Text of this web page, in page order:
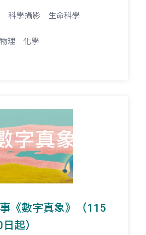
科學攝影 生命科學
物理 化學
《數字真象》（115
起）